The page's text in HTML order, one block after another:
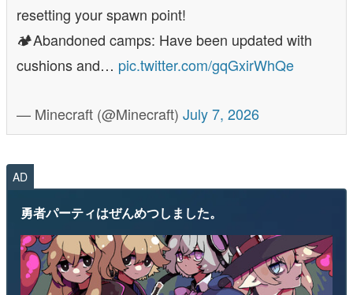
resetting your spawn point!
🏕️Abandoned camps: Have been updated with
cushions and… pic.twitter.com/gqGxirWhQe
— Minecraft (@Minecraft) July 7, 2026
AD
勇者パーティはぜんめつしました。